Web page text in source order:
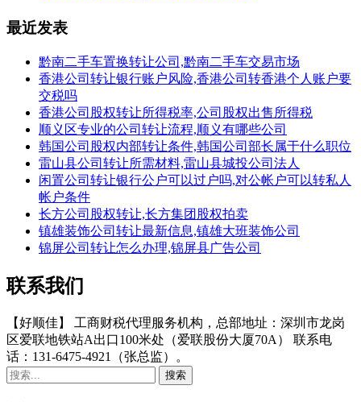
最近发表
黔南二手车置换转让公司,黔南二手车交易市场
香港公司转让银行账户风险,香港公司转香港个人账户要
交税吗
香港公司股权转让所得税率,公司股权出售所得税
顺义区专业的公司转让流程,顺义有哪些公司
韩国公司股权内部转让条件,韩国公司部长属于什么职位
雷山县公司转让所需材料,雷山县城投公司法人
闲置公司转让银行公户可以过户吗,对公帐户可以转私人
帐户条件
长方公司股权转让,长方集团股权拍卖
镇雄装饰公司转让最新信息,镇雄大班装饰公司
锦屏公司转让怎么办理,锦屏县广告公司
联系我们
【好顺佳】 工商财税代理服务机构，总部地址：深圳市龙岗
区爱联地铁站A出口100米处（爱联股份大厦70A） 联系电
话：131-6475-4921（张总监）。